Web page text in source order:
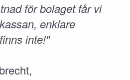
för bolaget får vi
enklare
inte!"